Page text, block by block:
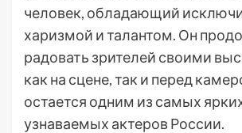
человек, обладающий
харизмой и талантом. Он
радовать зрителей своими
как на сцене, так и перед
остается одним из самых
узнаваемых актеров России.